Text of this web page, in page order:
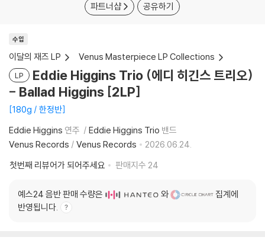
파트너샵 공유하기
수입
이달의 재즈 LP Venus Masterpiece LP Collections
LP
Eddie Higgins Trio (에디 히긴스 트리오)
- Ballad Higgins [2LP]
180g / 한정반
Eddie Higgins 연주 Eddie Higgins Trio 밴드
Venus Records / Venus Records
2026.06.24.
첫번째 리뷰어가 되어주세요
판매지수 24
예스24 음반 판매 수량은 와
집계에
반영됩니다.